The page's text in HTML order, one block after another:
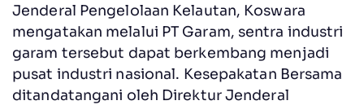
Jenderal Pengelolaan Kelautan, Koswara
mengatakan melalui PT Garam, sentra industri
garam tersebut dapat berkembang menjadi
pusat industri nasional. Kesepakatan Bersama
ditandatangani oleh Direktur Jenderal